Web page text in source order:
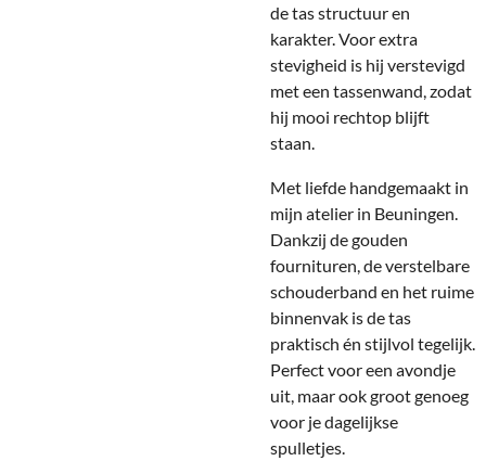
de tas structuur en
karakter. Voor extra
stevigheid is hij verstevigd
met een tassenwand, zodat
hij mooi rechtop blijft
staan.
Met liefde handgemaakt in
mijn atelier in Beuningen.
Dankzij de gouden
fournituren, de verstelbare
schouderband en het ruime
binnenvak is de tas
praktisch én stijlvol tegelijk.
Perfect voor een avondje
uit, maar ook groot genoeg
voor je dagelijkse
spulletjes.